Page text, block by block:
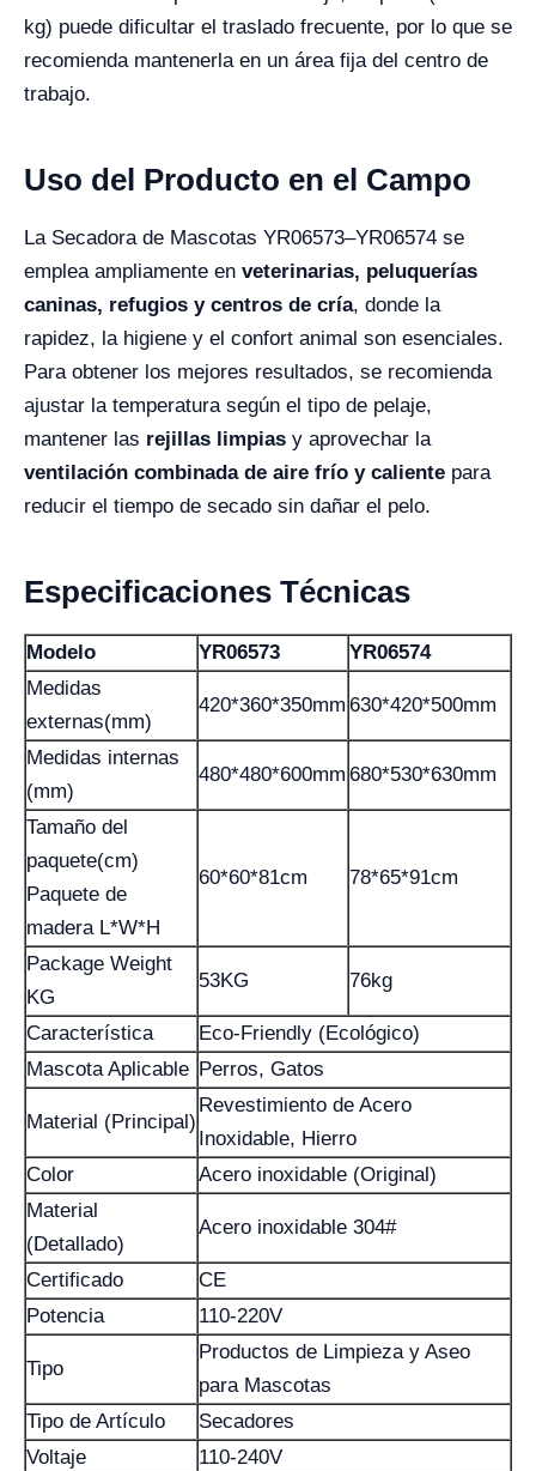
kg) puede dificultar el traslado frecuente, por lo que se
recomienda mantenerla en un área fija del centro de
trabajo.
Uso del Producto en el Campo
La Secadora de Mascotas YR06573–YR06574 se
emplea ampliamente en veterinarias, peluquerías
caninas, refugios y centros de cría, donde la
rapidez, la higiene y el confort animal son esenciales.
Para obtener los mejores resultados, se recomienda
ajustar la temperatura según el tipo de pelaje,
mantener las rejillas limpias y aprovechar la
ventilación combinada de aire frío y caliente para
reducir el tiempo de secado sin dañar el pelo.
Especificaciones Técnicas
Modelo YR06573
YR06574
Medidas
externas(mm)
420*360*350mm 630*420*500mm
Medidas internas
(mm)
480*480*600mm 680*530*630mm
Tamaño del
paquete(cm)
Paquete de
madera L*W*H
60*60*81cm 78*65*91cm
Package Weight
KG
53KG 76kg
Característica
Eco-Friendly (Ecológico)
Mascota Aplicable Perros, Gatos
Material (Principal)
Revestimiento de Acero
Inoxidable, Hierro
Color
Acero inoxidable (Original)
Material
(Detallado)
Acero inoxidable 304#
Certificado
CE
Potencia
110-220V
Tipo
Productos de Limpieza y Aseo
para Mascotas
Tipo de Artículo
Secadores
Voltaje
110-240V